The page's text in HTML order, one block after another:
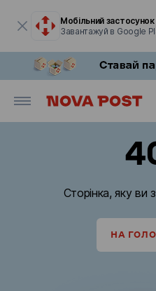
Мобільний
Завантажуй в Google
Сторінка, яку ви
НА